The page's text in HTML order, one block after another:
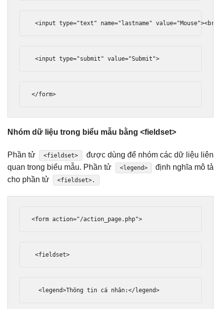
<input type="text" name="lastname" value="Mouse"
<input type="submit" value="Submit">
</form>
Nhóm dữ liệu trong biểu mẫu bằng <fieldset>
Phần tử <fieldset>
được dùng để nhóm các dữ liệu liên
quan trong biểu mẫu. Phần tử
<legend>
định nghĩa mô tả
cho phần tử
<fieldset>.
<form action="/action_page.php">
<fieldset>
<legend>Thông tin cá nhân:</legend>